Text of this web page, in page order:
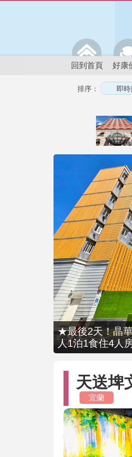
回到首頁 好康
排序：
★最後2天！晶
人1泊1食住4人
天送埤
宜蘭